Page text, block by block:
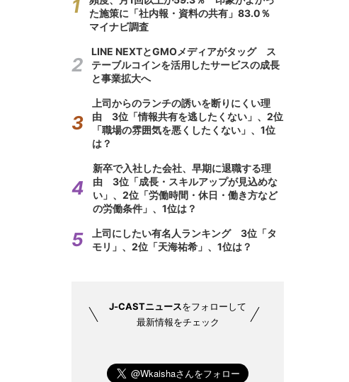
た施策に「社内報・資料の共有」83.0％
マイナビ調査
LINE NEXTとGMOメディアがタッグ ス
テーブルコインを活用したサービスの成長
と事業拡大へ
上司からのランチの誘いを断りにくい理
由 3位「情報共有を逃したくない」、2位
「職場の雰囲気を悪くしたくない」、1位
は？
新卒で入社した会社、早期に退職する理
由 3位「成長・スキルアップが見込めな
い」、2位「労働時間・休日・働き方など
の労働条件」、1位は？
上司にしたい有名人ランキング 3位「タ
モリ」、2位「天海祐希」、1位は？
J-CASTニュースをフォローして
最新情報をチェック